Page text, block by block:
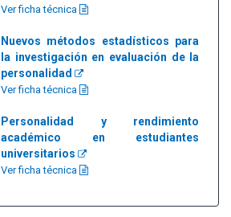
Ver ficha técnica
Nuevos métodos estadísticos para
la investigación en evaluación de la
personalidad
Ver ficha técnica
Personalidad y rendimiento
académico en estudiantes
universitarios
Ver ficha técnica